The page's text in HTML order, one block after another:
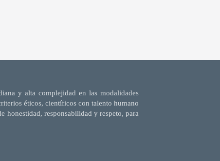
y alta complejidad en las modalidades
éticos, científicos con talento humano
honestidad, responsabilidad y respeto, para